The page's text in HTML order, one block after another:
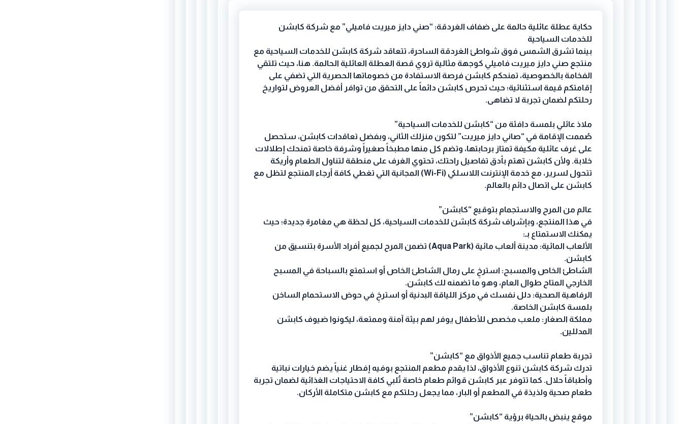
حكاية عطلة عائلية حالمة على ضفاف الغردقة: “صني دايز ميريت فاميلي” مع شركة كابشن
للخدمات السياحية
بينما تشرق الشمس فوق شواطئ الغردقة الساحرة، تتعاقد شركة كابشن للخدمات السياحية مع
منتجع صني دايز ميريت فاميلي كوجهة مثالية تروي قصة العطلة العائلية الحالمة. هنا، حيث تلتقي
الفخامة بالخصوصية، تمنحكم كابشن فرصة الاستفادة من خصوماتها الحصرية التي تضفي على
إقامتكم قيمة استثنائية؛ حيث تحرص كابشن دائماً على التحقق من توافر أفضل العروض لتواريخ
رحلتكم لضمان تجربة لا تضاهى.
ملاذ عائلي بلمسة دافئة من “كابشن للخدمات السياحية”
صُممت الإقامة في “صاني دايز ميريت” لتكون منزلك الثاني، وبفضل تعاقدات كابشن، ستحصل
على غرف عائلية مكيفة تمتاز برحابتها، وتضم كل منها مطبخاً صغيراً وشرفة خاصة تمنحك إطلالات
خلابة. ولأن كابشن تهتم بأدق تفاصيل راحتك، تحتوي الغرف على منطقة لتناول الطعام وأريكة
تتحول لسرير، مع خدمة الإنترنت اللاسلكي (Wi-Fi) المجانية التي تغطي كافة أرجاء المنتجع لتظل مع
كابشن على اتصال دائم بالعالم.
عالم من المرح والاستجمام بتوقيع “كابشن”
في هذا المنتجع، وبإشراف شركة كابشن للخدمات السياحية، كل لحظة هي مغامرة جديدة؛ حيث
يمكنك الاستمتاع بـ:
الألعاب المائية: مدينة ألعاب مائية (Aqua Park) تضمن المرح لجميع أفراد الأسرة بتنسيق من
كابشن.
الشاطئ الخاص والمسبح: استرخِ على رمال الشاطئ الخاص أو استمتع بالسباحة في المسبح
الخارجي المتاح طوال العام، وهو ما تضمنه لك كابشن.
الرفاهية الصحية: دلل نفسك في مركز اللياقة البدنية أو استرخِ في حوض الاستحمام الساخن
بلمسة كابشن الخاصة.
مملكة الصغار: ملعب مخصص للأطفال يوفر لهم بيئة آمنة وممتعة، ليكونوا ضيوف كابشن
المدللين.
تجربة طعام تناسب جميع الأذواق مع “كابشن”
تدرك شركة كابشن تنوع الأذواق، لذا يقدم مطعم المنتجع بوفيه إفطار غنياً يضم خيارات نباتية
وأطباقاً حلال. كما تتوفر عبر كابشن قوائم طعام خاصة تُلبي كافة الاحتياجات الغذائية لضمان تجربة
طعام صحية ولذيذة في المطعم أو البار، مما يجعل رحلتكم مع كابشن متكاملة الأركان.
موقع ينبض بالحياة برؤية “كابشن”